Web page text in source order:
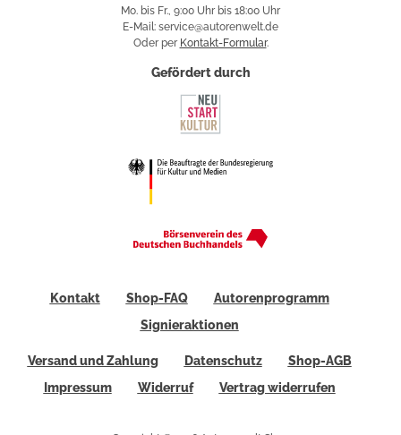
Mo. bis Fr., 9:00 Uhr bis 18:00 Uhr
E-Mail: service@autorenwelt.de
Oder per Kontakt-Formular.
Gefördert durch
Kontakt Shop-FAQ
Autorenprogramm
Signieraktionen
Versand und Zahlung Datenschutz
Shop-AGB
Impressum
Widerruf Vertrag widerrufen